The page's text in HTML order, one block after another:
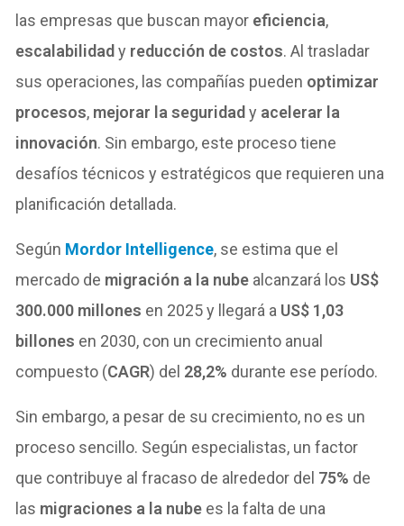
las empresas que buscan mayor eficiencia,
escalabilidady reducción de costos. Al trasladar
sus operaciones, las compañías pueden optimizar
procesos, mejorar la seguridady acelerar la
innovación. Sin embargo, este proceso tiene
desafíos técnicos y estratégicos que requieren una
planificación detallada.
Según Mordor Intelligence, se estima que el
mercado de migración a la nube alcanzará los US$
300.000 millones en 2025 y llegará a US$ 1,03
billones en 2030, con un crecimiento anual
compuesto (CAGR) del 28,2% durante ese período.
Sin embargo, a pesar de su crecimiento, no es un
proceso sencillo. Según especialistas, un factor
que contribuye al fracaso de alrededor del 75% de
las migraciones a la nube es la falta de una